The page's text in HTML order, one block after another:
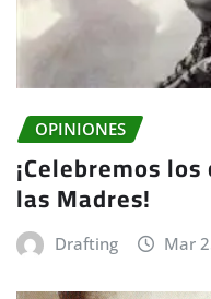
OPINIONES
¡Celebremos
las Madres!
Drafting Mar